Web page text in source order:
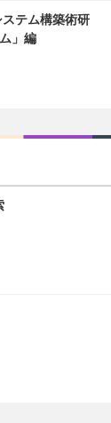
テム構築術研
」編